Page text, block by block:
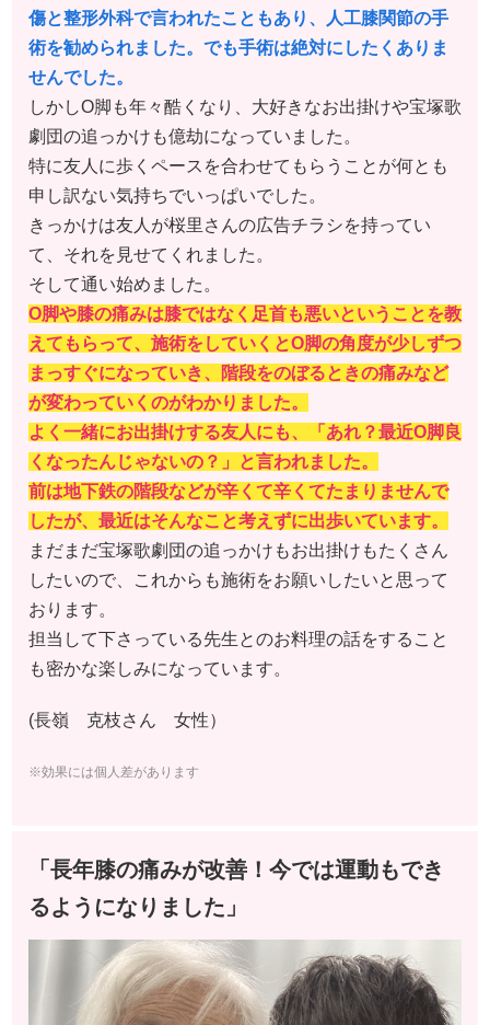
傷と整形外科で言われたこともあり、人工膝関節の手
術を勧められました。 でも手術は絶対にしたくありま
せんでした。
しかしO脚も年々酷くなり、大好きなお出掛けや宝塚歌
劇団の追っかけも億劫になっていました。
特に友人に歩くペースを合わせてもらうことが何とも
申し訳ない気持ちでいっぱいでした。
きっかけは友人が桜里さんの広告チラシを持ってい
て、それを見せてくれました。
そして通い始めました。
O脚や膝の痛みは膝ではなく足首も悪いということを教
えてもらって、施術をしていくとO脚の角度が少しずつ
まっすぐになっていき、階段をのぼるときの痛みなど
が変わっていくのがわかりました。
よく一緒にお出掛けする友人にも、「あれ？最近O脚良
くなったんじゃないの？」と言われました。
前は地下鉄の階段などが辛くて辛くてたまりませんで
したが、最近はそんなこと考えずに出歩いています。
まだまだ宝塚歌劇団の追っかけもお出掛けもたくさん
したいので、これからも施術をお願いしたいと思って
おります。
担当して下さっている先生とのお料理の話をすること
も密かな楽しみになっています。
(長嶺 克枝さん 女性）
※効果には個人差があります
「長年膝の痛みが改善！今では運動もでき
るようになりました」